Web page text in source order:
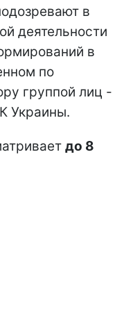
в
деятельности
в
по
группой лиц -
Украины.
до 8